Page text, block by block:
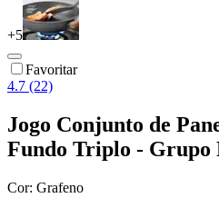
+5
Favoritar
4.7 (22)
Jogo Conjunto de
Fundo Triplo - Grupo
Cor: Grafeno